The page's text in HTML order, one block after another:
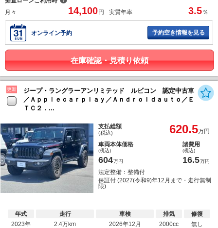
月々
14,100 円 実質年率 3.5 ％
オンライン予約 予約空き情報を見る
在庫確認・見積り依頼
更新
ジープ・ラングラーアンリミテッド ルビコン 認定中古車
／Ａｐｐｌｅｃａｒｐｌａｙ／Ａｎｄｒｏｉｄａｕｔｏ／Ｅ
ＴＣ２．...
支払総額
(税込) 620.5万円
車両本体価格
(税込)
604万円
諸費用
(税込)
16.5万円
法定整備：整備付
保証付 (2027(令和9)年12月まで・走行無制
限)
年式
2023年
走行
2.4万km
車検
2026年12月
排気
2000cc
修復
無し